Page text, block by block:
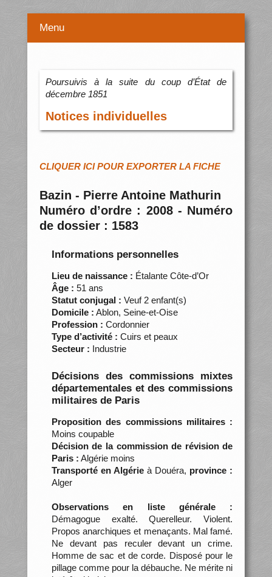
Menu
Poursuivis à la suite du coup d’État de
décembre 1851
Notices individuelles
CLIQUER ICI POUR EXPORTER LA FICHE
Bazin - Pierre Antoine Mathurin
Numéro d’ordre : 2008 - Numéro
de dossier : 1583
Informations personnelles
Lieu de naissance : Étalante Côte-d’Or
Âge : 51 ans
Statut conjugal : Veuf 2 enfant(s)
Domicile : Ablon, Seine-et-Oise
Profession : Cordonnier
Type d’activité : Cuirs et peaux
Secteur : Industrie
Décisions des commissions mixtes
départementales et des commissions
militaires de Paris
Proposition des commissions militaires :
Moins coupable
Décision de la commission de révision de
Paris : Algérie moins
Transporté en Algérieà Douéra, province :
Alger
Observations en liste générale :
Démagogue exalté. Querelleur. Violent.
Propos anarchiques et menaçants. Mal famé.
Ne devant pas reculer devant un crime.
Homme de sac et de corde. Disposé pour le
pillage comme pour la débauche. Ne mérite ni